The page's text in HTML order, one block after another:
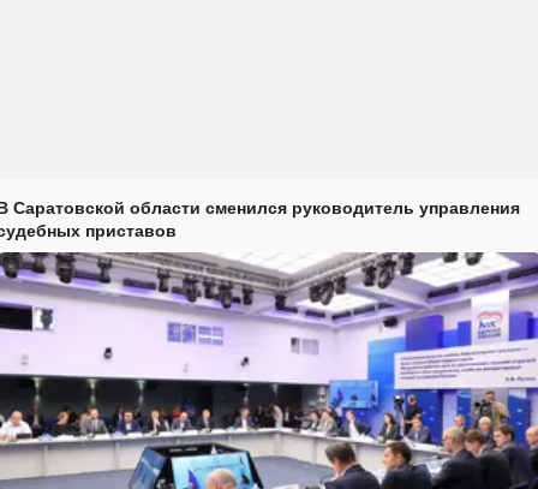
Саратовской области сменился руководитель управления
приставов